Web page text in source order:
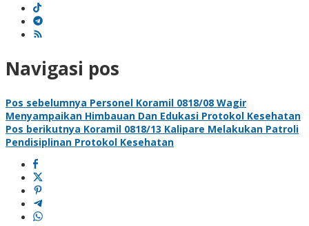
Navigasi pos
Pos sebelumnya Personel Koramil 0818/08 Wagir
Menyampaikan Himbauan Dan Edukasi Protokol Kesehatan
Pos berikutnya Koramil 0818/13 Kalipare Melakukan Patroli
Pendisiplinan Protokol Kesehatan